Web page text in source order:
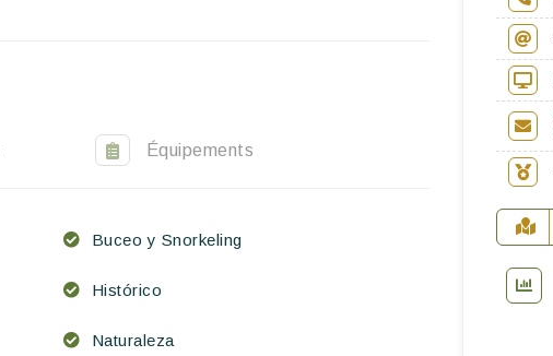
Escríbenos
ES EN FR
Équipements
Buceo y Snorkeling
Histórico
Naturaleza